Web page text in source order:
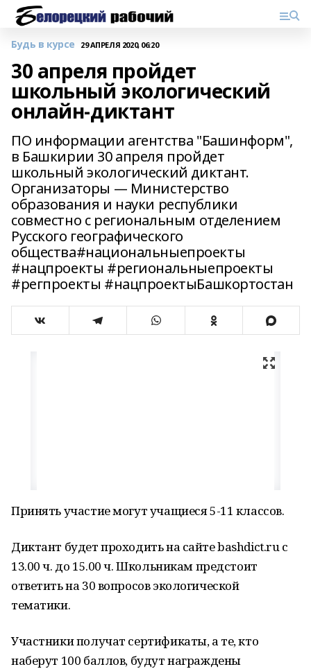
Будь в курсе 29 АПРЕЛЯ 2020, 06:20
30 апреля пройдет
школьный экологический
онлайн-диктант
ПО информации агентства "Башинформ",
в Башкирии 30 апреля пройдет
школьный экологический диктант.
Организаторы — Министерство
образования и науки республики
совместно с региональным отделением
Русского географического
общества#национальныепроекты
#нацпроекты #региональныепроекты
#регпроекты #нацпроектыБашкортостан
Принять участие могут учащиеся 5-11 классов.
Диктант будет проходить на сайте bashdict.ru с
13.00 ч. до 15.00 ч. Школьникам предстоит
ответить на 30 вопросов экологической
тематики.
Участники получат сертификаты, а те, кто
наберут 100 баллов, будут награждены